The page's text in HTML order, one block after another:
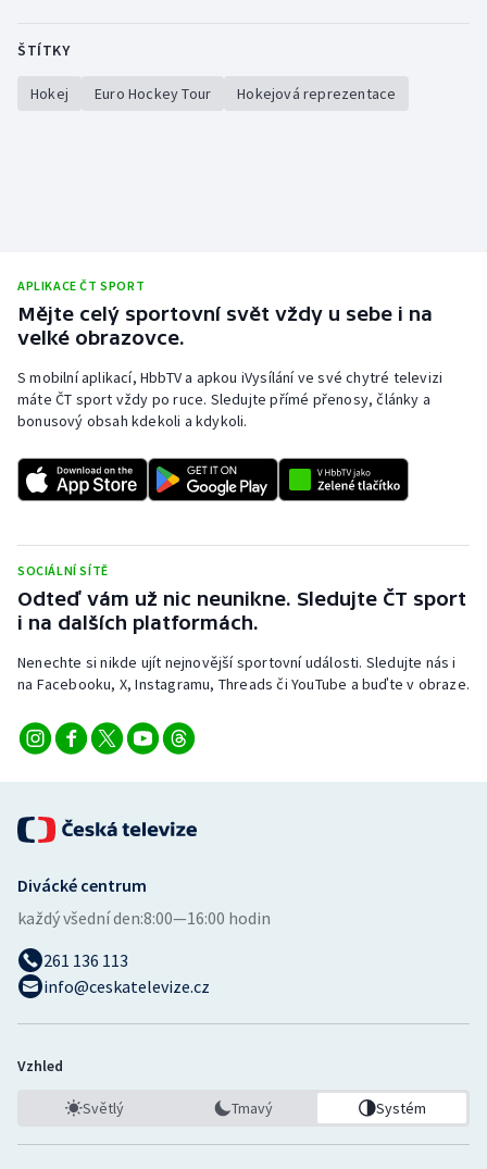
ŠTÍTKY
Hokej Euro Hockey Tour Hokejová reprezentace
APLIKACE ČT SPORT
Mějte celý sportovní svět vždy u sebe i na
velké obrazovce.
S mobilní aplikací, HbbTV a apkou iVysílání ve své chytré televizi
máte ČT sport vždy po ruce. Sledujte přímé přenosy, články a
bonusový obsah kdekoli a kdykoli.
SOCIÁLNÍ SÍTĚ
Odteď vám už nic neunikne. Sledujte ČT sport
i na dalších platformách.
Nenechte si nikde ujít nejnovější sportovní události. Sledujte nás i
na Facebooku, X, Instagramu, Threads či YouTube a buďte v obraze.
Divácké centrum
každý všední den:8:00—16:00 hodin
261 136 113
info@ceskatelevize.cz
Vzhled
Světlý Tmavý Systém